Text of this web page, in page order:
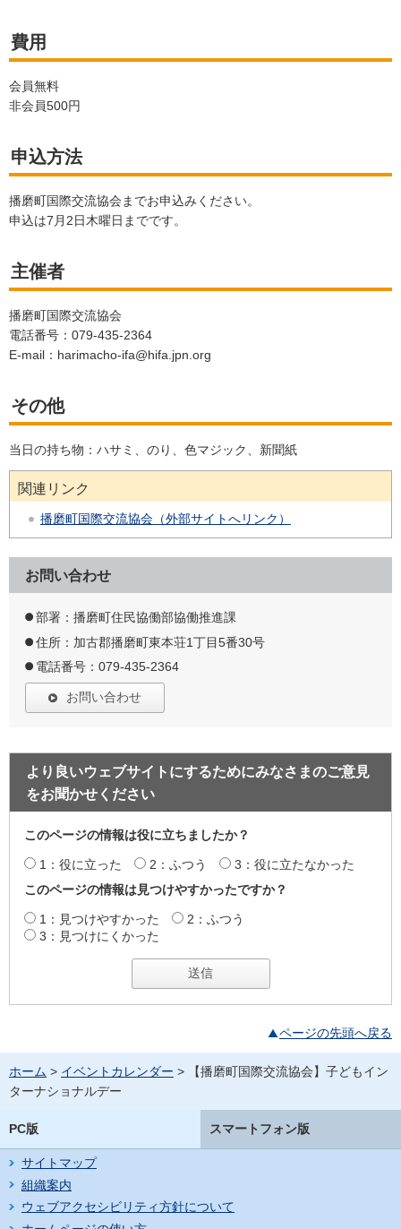
費用
会員無料
非会員500円
申込方法
播磨町国際交流協会までお申込みください。
申込は7月2日木曜日までです。
主催者
播磨町国際交流協会
電話番号：079-435-2364
E-mail：harimacho-ifa@hifa.jpn.org
その他
当日の持ち物：ハサミ、のり、色マジック、新聞紙
関連リンク
播磨町国際交流協会（外部サイトへリンク）
お問い合わせ
部署：播磨町住民協働部協働推進課
住所：加古郡播磨町東本荘1丁目5番30号
電話番号：079-435-2364
お問い合わせ
より良いウェブサイトにするためにみなさまのご意見
をお聞かせください
このページの情報は役に立ちましたか？
1：役に立った 2：ふつう
3：役に立たなかった
このページの情報は見つけやすかったですか？
1：見つけやすかった
2：ふつう
3：見つけにくかった
ページの先頭へ戻る
ホーム > イベントカレンダー > 【播磨町国際交流協会】子どもイン
ターナショナルデー
PC版 スマートフォン版
サイトマップ
組織案内
ウェブアクセシビリティ方針について